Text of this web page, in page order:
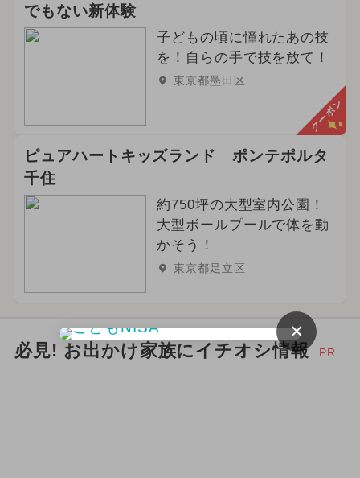
でもない新体験
子どもの頃に憧れたあの技
を！自らの手で技を放て！
東京都墨田区
クーポン
ピュアハートキッズランド ポンテポルタ
千住
約750坪の大型室内公園！
大型ボールプールで体を動
かそう！
東京都足立区
必見! お出かけ家族にイチオシ情報 PR
×